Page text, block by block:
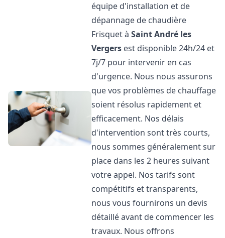
équipe d'installation et de
dépannage de chaudière
Frisquet àSaint André les
Vergers est disponible 24h/24 et
7j/7 pour intervenir en cas
d'urgence. Nous nous assurons
que vos problèmes de chauffage
soient résolus rapidement et
efficacement. Nos délais
d'intervention sont très courts,
nous sommes généralement sur
place dans les 2 heures suivant
votre appel. Nos tarifs sont
compétitifs et transparents,
nous vous fournirons un devis
détaillé avant de commencer les
travaux. Nous offrons